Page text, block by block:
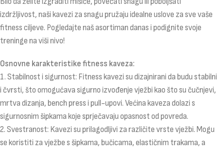
izdržljivost, naši kavezi za snagu pružaju idealne uslove za sve vaše
fitness ciljeve. Pogledajte naš asortiman danas i podignite svoje
treninge na viši nivo!
Osnovne karakteristike fitness kaveza:
1. Stabilnost i sigurnost: Fitness kavezi su dizajnirani da budu stabilni
i čvrsti, što omogućava sigurno izvođenje vježbi kao što su čučnjevi,
mrtva dizanja, bench press i pull-upovi. Većina kaveza dolazi s
sigurnosnim šipkama koje sprječavaju opasnost od povreda.
2. Svestranost: Kavezi su prilagodljivi za različite vrste vježbi. Mogu
se koristiti za vježbe s šipkama, bučicama, elastičnim trakama, a